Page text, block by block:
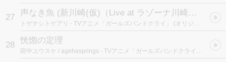
27 声なき魚 (新川崎(仮)（Live at ラゾーナ川崎プラザ ルーファ広場 edit）)
トゲナシトゲアリ - TVアニメ「ガールズバンドクライ」 (オリジナルサウンドトラック)
28 恍惚の定理
田中ユウスケ / agehasprings - TVアニメ「ガールズバンドクライ」 (オリジナルサウンドトラック)